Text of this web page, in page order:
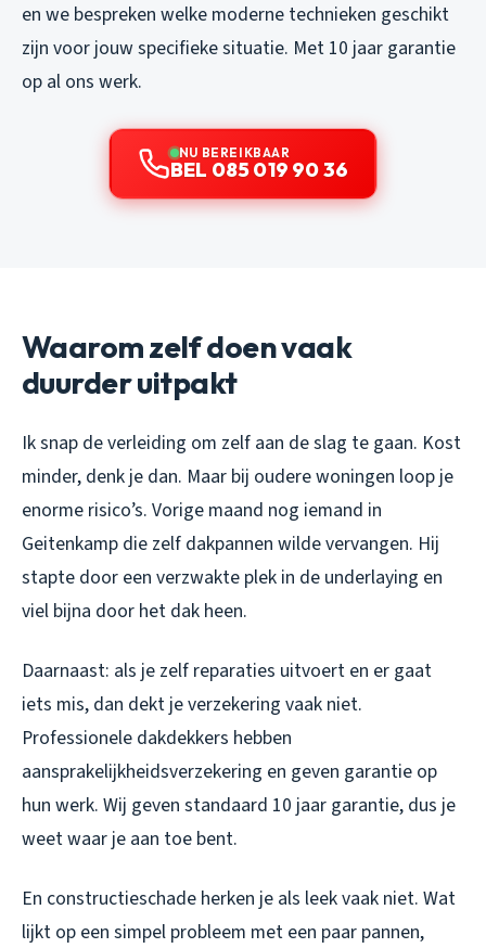
en we bespreken welke moderne technieken geschikt
zijn voor jouw specifieke situatie. Met 10 jaar garantie
op al ons werk.
NU BEREIKBAAR
BEL 085 019 90 36
Waarom zelf doen vaak
duurder uitpakt
Ik snap de verleiding om zelf aan de slag te gaan. Kost
minder, denk je dan. Maar bij oudere woningen loop je
enorme risico’s. Vorige maand nog iemand in
Geitenkamp die zelf dakpannen wilde vervangen. Hij
stapte door een verzwakte plek in de underlaying en
viel bijna door het dak heen.
Daarnaast: als je zelf reparaties uitvoert en er gaat
iets mis, dan dekt je verzekering vaak niet.
Professionele dakdekkers hebben
aansprakelijkheidsverzekering en geven garantie op
hun werk. Wij geven standaard 10 jaar garantie, dus je
weet waar je aan toe bent.
En constructieschade herken je als leek vaak niet. Wat
lijkt op een simpel probleem met een paar pannen,